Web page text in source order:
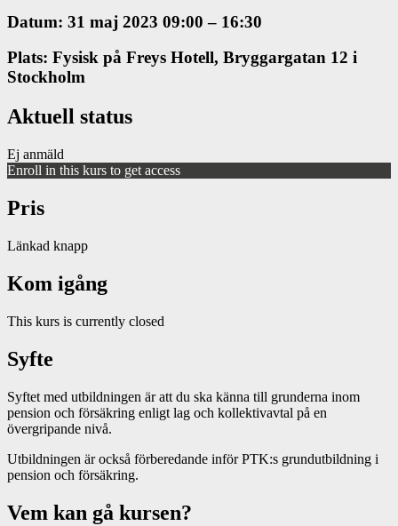
Datum: 31 maj 2023 09:00 – 16:30
Plats: Fysisk på Freys Hotell, Bryggargatan 12 i
Stockholm
Aktuell status
Ej anmäld
Enroll in this kurs to get access
Pris
Länkad knapp
Kom igång
This kurs is currently closed
Syfte
Syftet med utbildningen är att du ska känna till grunderna inom
pension och försäkring enligt lag och kollektivavtal på en
övergripande nivå.
Utbildningen är också förberedande inför PTK:s grundutbildning i
pension och försäkring.
Vem kan gå kursen?